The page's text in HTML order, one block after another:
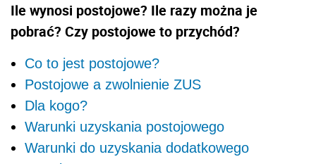
Ile wynosi postojowe? Ile razy można je
pobrać? Czy postojowe to przychód?
Co to jest postojowe?
Postojowe a zwolnienie ZUS
Dla kogo?
Warunki uzyskania postojowego
Warunki do uzyskania dodatkowego